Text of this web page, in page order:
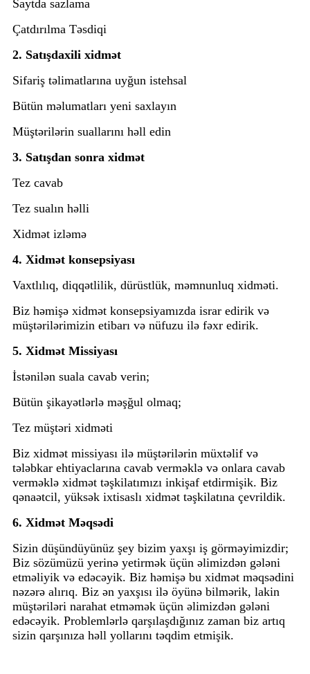
Saytda sazlama
Çatdırılma Təsdiqi
2. Satışdaxili xidmət
Sifariş təlimatlarına uyğun istehsal
Bütün məlumatları yeni saxlayın
Müştərilərin suallarını həll edin
3. Satışdan sonra xidmət
Tez cavab
Tez sualın həlli
Xidmət izləmə
4. Xidmət konsepsiyası
Vaxtlılıq, diqqətlilik, dürüstlük, məmnunluq xidməti.
Biz həmişə xidmət konsepsiyamızda israr edirik və
müştərilərimizin etibarı və nüfuzu ilə fəxr edirik.
5. Xidmət Missiyası
İstənilən suala cavab verin;
Bütün şikayətlərlə məşğul olmaq;
Tez müştəri xidməti
Biz xidmət missiyası ilə müştərilərin müxtəlif və
tələbkar ehtiyaclarına cavab verməklə və onlara cavab
verməklə xidmət təşkilatımızı inkişaf etdirmişik. Biz
qənaətcil, yüksək ixtisaslı xidmət təşkilatına çevrildik.
6. Xidmət Məqsədi
Sizin düşündüyünüz şey bizim yaxşı iş görməyimizdir;
Biz sözümüzü yerinə yetirmək üçün əlimizdən gələni
etməliyik və edəcəyik. Biz həmişə bu xidmət məqsədini
nəzərə alırıq. Biz ən yaxşısı ilə öyünə bilmərik, lakin
müştəriləri narahat etməmək üçün əlimizdən gələni
edəcəyik. Problemlərlə qarşılaşdığınız zaman biz artıq
sizin qarşınıza həll yollarını təqdim etmişik.